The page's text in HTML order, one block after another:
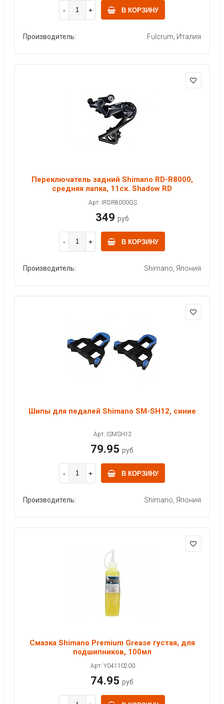
В КОРЗИНУ
Производитель: Fulcrum, Италия
Переключатель задний Shimano RD-R8000,
средняя лапка, 11ск. Shadow RD
Арт: IRDR8000GS
349 руб
В КОРЗИНУ
Производитель: Shimano, Япония
Шипы для педалей Shimano SM-SH12, синие
Арт: ISMSH12
79.95 руб
В КОРЗИНУ
Производитель: Shimano, Япония
Смазка Shimano Premium Grease густая, для
подшипников, 100мл
Арт: Y04110200
74.95 руб